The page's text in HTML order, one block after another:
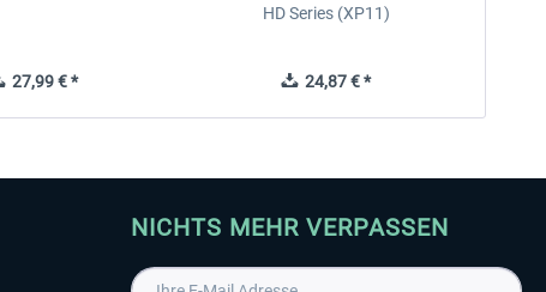
27,99 € *
HD Series (XP11)
24,87 € *
NICHTS MEHR VERPASSEN